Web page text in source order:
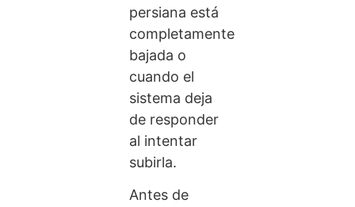
persiana está
completamente
bajada o
cuando el
sistema deja
de responder
al intentar
subirla.
Antes de